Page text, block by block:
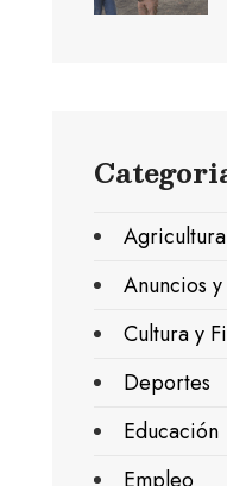
Agricultura
Anuncios
Cultura y
Deportes
Educación